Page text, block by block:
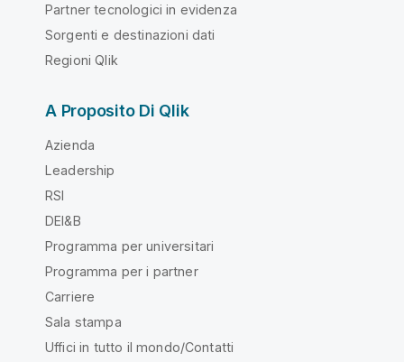
Partner tecnologici in evidenza
Sorgenti e destinazioni dati
Regioni Qlik
A Proposito Di Qlik
Azienda
Leadership
RSI
DEI&B
Programma per universitari
Programma per i partner
Carriere
Sala stampa
Uffici in tutto il mondo/Contatti